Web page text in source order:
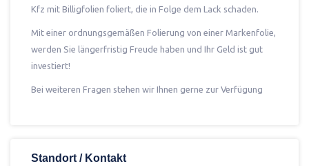
Kfz mit Billigfolien foliert, die in Folge dem Lack schaden.
Mit einer ordnungsgemäßen Folierung von einer Markenfolie,
werden Sie längerfristig Freude haben und Ihr Geld ist gut
investiert!
Bei weiteren Fragen stehen wir Ihnen gerne zur Verfügung
Standort / Kontakt